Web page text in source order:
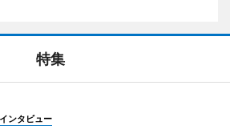
特集
インタビュー